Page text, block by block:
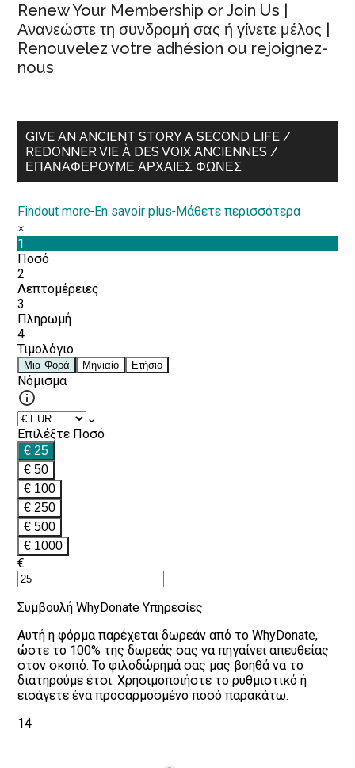
Renew Your Membership or Join Us |
Ανανεώστε τη συνδρομή σας ή γίνετε μέλος |
Renouvelez votre adhésion ou rejoignez-
nous
GIVE AN ANCIENT STORY A SECOND LIFE /
REDONNER VIE À DES VOIX ANCIENNES /
ΕΠΑΝΑΦΈΡΟΥΜΕ ΑΡΧΑΊΕΣ ΦΩΝΈΣ
Findout more-En savoir plus-Μάθετε περισσότερα